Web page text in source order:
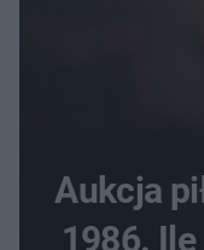
Aukcja
1986. Ile